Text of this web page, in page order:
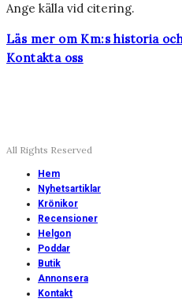
Ange källa vid citering.
Läs mer om Km:s historia
Kontakta oss
All Rights Reserved
Hem
Nyhetsartiklar
Krönikor
Recensioner
Helgon
Poddar
Butik
Annonsera
Kontakt